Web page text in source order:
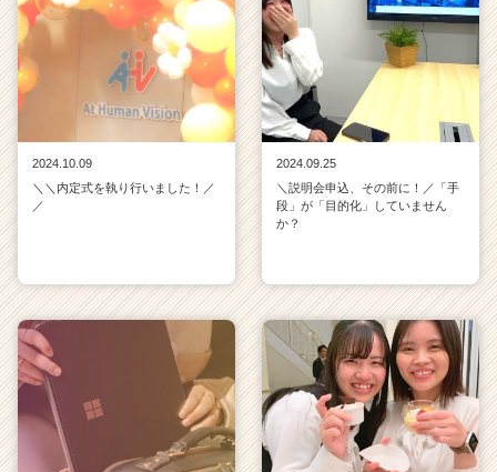
2024.10.09
＼＼内定式を執り行いました！／
／
2024.09.25
＼説明会申込、その前に！／「手
段」が「目的化」していません
か？